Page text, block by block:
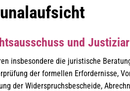
und
insbesondere die juristische
der formellen Erfordernisse,
der Widerspruchsbescheide,